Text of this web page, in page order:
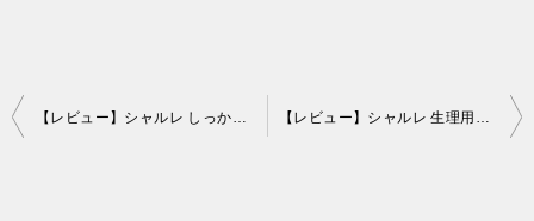
投
【レビュー】シャルレ しっかり補整ボディーシェーパー 【レビュー】シャルレ 生理用ショーツ